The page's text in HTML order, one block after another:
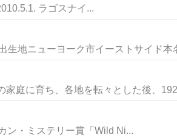
ラゴスナイ...
生地ニューヨーク市イーストサイド本
庭に育ち、各地を転々とした後、
ン・ミステリー賞「Wild Ni...